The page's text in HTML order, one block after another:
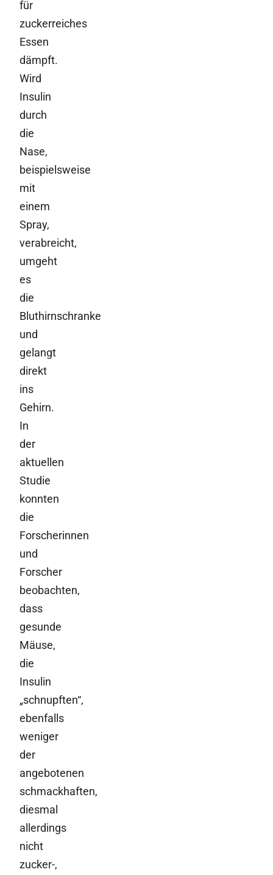
für
zuckerreiches
Essen
dämpft.
Wird
Insulin
durch
die
Nase,
beispielsweise
mit
einem
Spray,
verabreicht,
umgeht
es
die
Bluthirnschranke
und
gelangt
direkt
ins
Gehirn.
In
der
aktuellen
Studie
konnten
die
Forscherinnen
und
Forscher
beobachten,
dass
gesunde
Mäuse,
die
Insulin
„schnupften“,
ebenfalls
weniger
der
angebotenen
schmackhaften,
diesmal
allerdings
nicht
zucker-,